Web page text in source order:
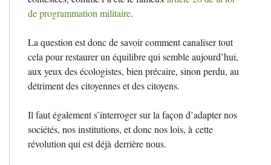
de programmation militaire.
La question est donc de savoir comment canaliser tout
cela pour restaurer un équilibre qui semble aujourd’hui,
aux yeux des écologistes, bien précaire, sinon perdu, au
détriment des citoyennes et des citoyens.
Il faut également s’interroger sur la façon d’adapter nos
sociétés, nos institutions, et donc nos lois, à cette
révolution qui est déjà derrière nous.